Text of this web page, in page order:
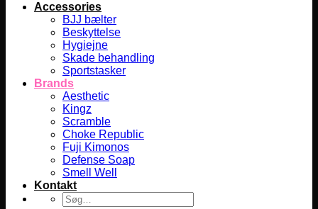
Accessories
BJJ bælter
Beskyttelse
Hygiejne
Skade behandling
Sportstasker
Brands
Aesthetic
Kingz
Scramble
Choke Republic
Fuji Kimonos
Defense Soap
Smell Well
Kontakt
Søg